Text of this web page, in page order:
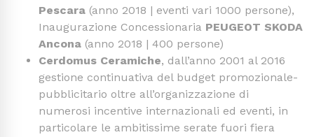
Pescara (anno 2018 | eventi vari 1000 persone),
Inaugurazione Concessionaria PEUGEOT SKODA
Ancona (anno 2018 | 400 persone)
Cerdomus Ceramiche, dall’anno 2001 al 2016
gestione continuativa del budget promozionale-
pubblicitario oltre all’organizzazione di
numerosi incentive internazionali ed eventi, in
particolare le ambitissime serate fuori fiera